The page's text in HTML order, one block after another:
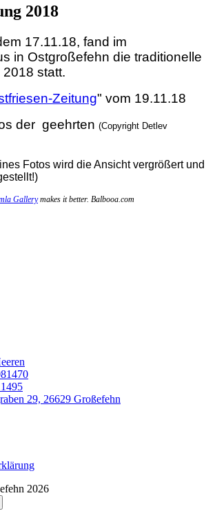
2018
17.11.18, fand im
in Ostgroßefehn die traditionelle
statt.
Zeitung" vom 19.11.18
der geehrten (Copyright Detlev
Fotos wird die Ansicht vergrößert und
Gallerymakes it better. Balbooa.com
29, 26629 Großefehn
2026